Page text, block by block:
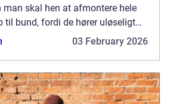
man skal hen at afmontere hele
til bund, fordi de hører uløseligt
03 February 2026